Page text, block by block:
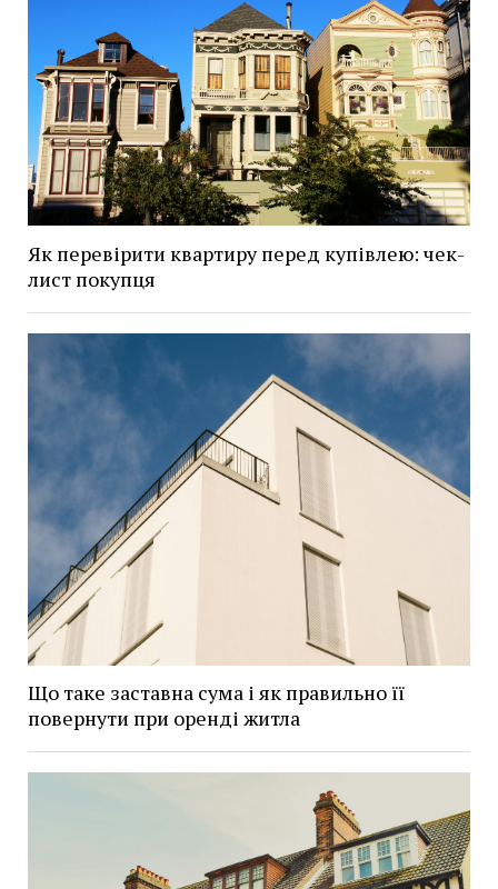
Як перевірити квартиру перед купівлею: чек-
лист покупця
Що таке заставна сума і як правильно її
повернути при оренді житла